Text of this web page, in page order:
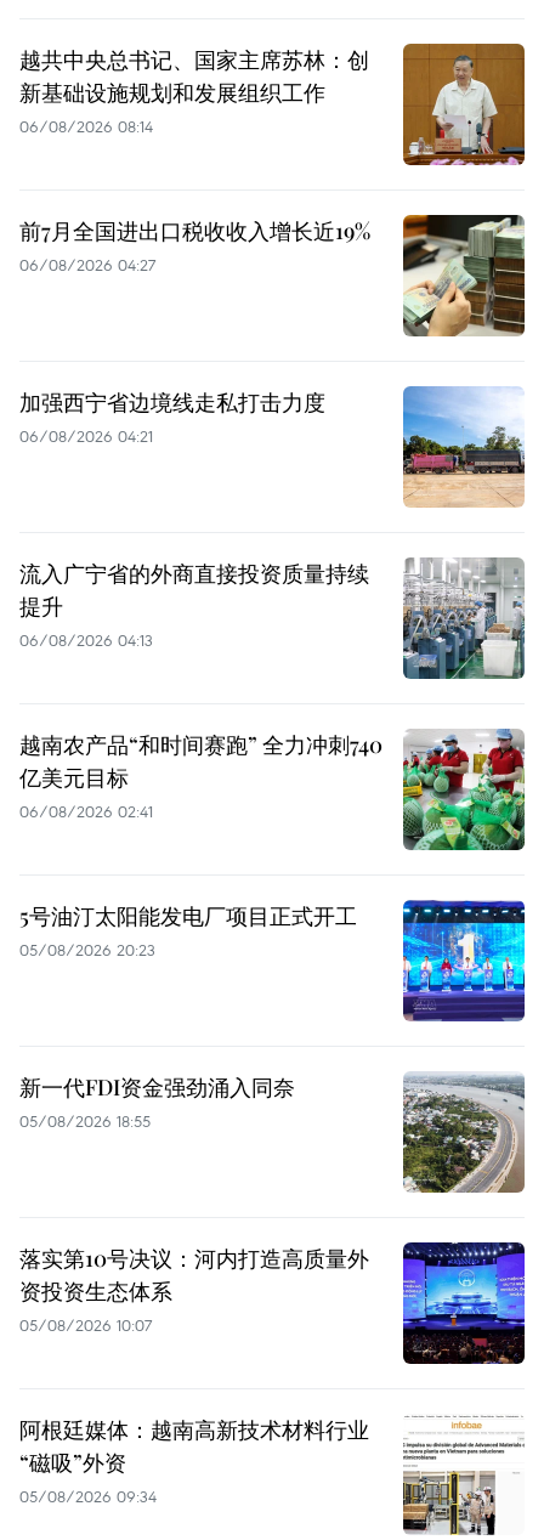
越共中央总书记、国家主席苏林：创
新基础设施规划和发展组织工作
06/08/2026 08:14
前7月全国进出口税收收入增长近19%
06/08/2026 04:27
加强西宁省边境线走私打击力度
06/08/2026 04:21
流入广宁省的外商直接投资质量持续
提升
06/08/2026 04:13
越南农产品“和时间赛跑” 全力冲刺740
亿美元目标
06/08/2026 02:41
5号油汀太阳能发电厂项目正式开工
05/08/2026 20:23
新一代FDI资金强劲涌入同奈
05/08/2026 18:55
落实第10号决议：河内打造高质量外
资投资生态体系
05/08/2026 10:07
阿根廷媒体：越南高新技术材料行业
“磁吸”外资
05/08/2026 09:34